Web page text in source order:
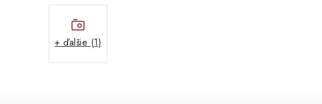
+ ďalšie (1)